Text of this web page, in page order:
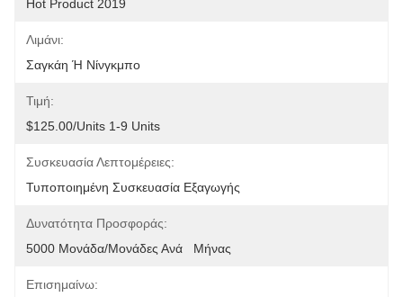
Hot Product 2019
Λιμάνι:
Σαγκάη Ή Νίνγκμπο
Τιμή:
$125.00/units 1-9 Units
Συσκευασία Λεπτομέρειες:
Τυποποιημένη Συσκευασία Εξαγωγής
Δυνατότητα Προσφοράς:
5000 Μονάδα/μονάδες Ανά   Μήνας
Επισημαίνω: